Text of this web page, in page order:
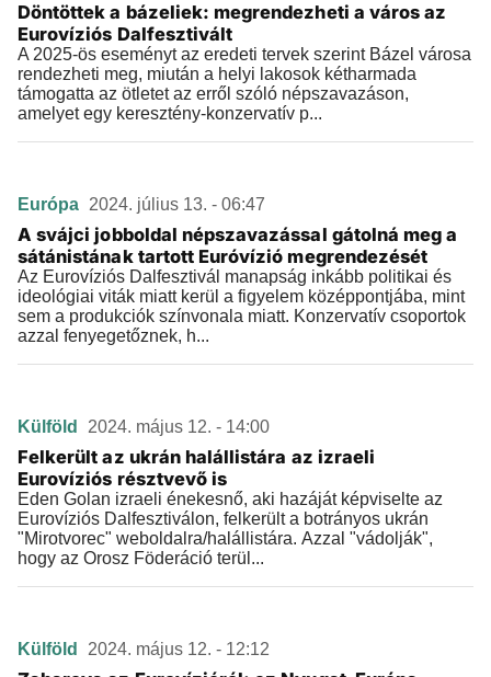
Döntöttek a bázeliek: megrendezheti a város az
Eurovíziós Dalfesztivált
A 2025-ös eseményt az eredeti tervek szerint Bázel városa
rendezheti meg, miután a helyi lakosok kétharmada
támogatta az ötletet az erről szóló népszavazáson,
amelyet egy keresztény-konzervatív p...
Európa 2024. július 13. - 06:47
A svájci jobboldal népszavazással gátolná meg a
sátánistának tartott Euróvízió megrendezését
Az Eurovíziós Dalfesztivál manapság inkább politikai és
ideológiai viták miatt kerül a figyelem középpontjába, mint
sem a produkciók színvonala miatt. Konzervatív csoportok
azzal fenyegetőznek, h...
Külföld 2024. május 12. - 14:00
Felkerült az ukrán halállistára az izraeli
Eurovíziós résztvevő is
Eden Golan izraeli énekesnő, aki hazáját képviselte az
Eurovíziós Dalfesztiválon, felkerült a botrányos ukrán
"Mirotvorec" weboldalra/halállistára. Azzal "vádolják",
hogy az Orosz Föderáció terül...
Külföld 2024. május 12. - 12:12